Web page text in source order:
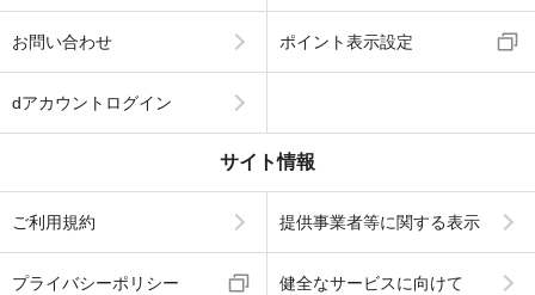
お問い合わせ ポイント表示設定
dアカウントログイン
サイト情報
ご利用規約 提供事業者等に関する表示
プライバシーポリシー 健全なサービスに向けて